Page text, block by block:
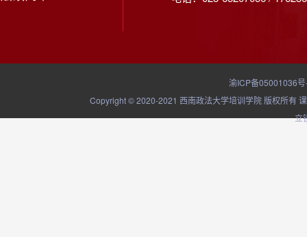
渝ICP备05001036
Copyright © 2020-2021 西南政法大学培训学院 版权所有
立